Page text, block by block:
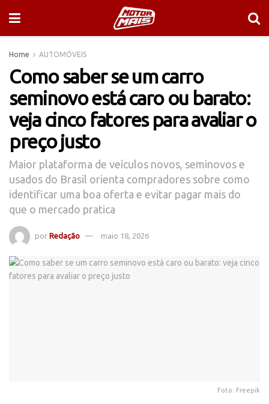
Home AUTOMÓVEIS
Como saber se um carro
seminovo está caro ou barato:
veja cinco fatores para avaliar o
preço justo
Maior plataforma de veículos novos, seminovos e
usados do Brasil orienta compradores sobre como
identificar uma boa oferta e evitar pagar mais do
que o mercado pratica
por Redação maio 18, 2026
Foto: Freepik